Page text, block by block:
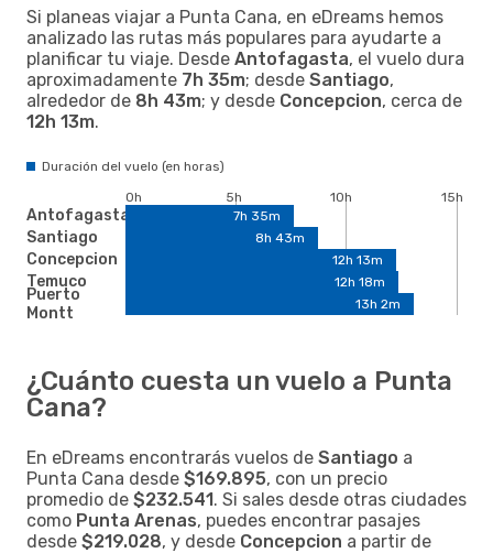
Si planeas viajar a Punta Cana, en eDreams hemos
analizado las rutas más populares para ayudarte a
planificar tu viaje. Desde Antofagasta, el vuelo dura
aproximadamente 7h 35m; desde Santiago,
alrededor de 8h 43m; y desde Concepcion, cerca de
12h 13m.
Duración del vuelo (en horas)
Antofagasta
Santiago
Concepcion
Temuco
Puerto
Montt
0h 5h 10h
15h
7h 35m
8h 43m
12h 13m
12h 18m
13h 2m
¿Cuánto cuesta un vuelo a Punta
Cana?
En eDreams encontrarás vuelos de Santiago a
Punta Cana desde $169.895, con un precio
promedio de $232.541. Si sales desde otras ciudades
como Punta Arenas, puedes encontrar pasajes
desde $219.028, y desde Concepcion a partir de